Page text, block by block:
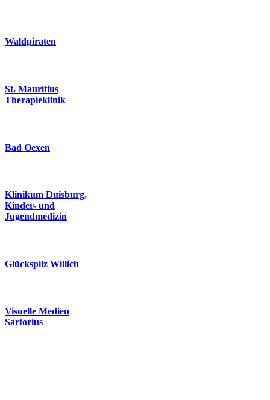
Waldpiraten
St. Mauritius
Therapieklinik
Bad Oexen
Klinikum Duisburg,
Kinder- und
Jugendmedizin
Glückspilz Willich
Visuelle Medien
Sartorius